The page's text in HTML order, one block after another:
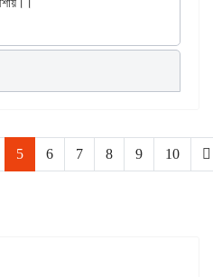
5 6 7 8 9 10